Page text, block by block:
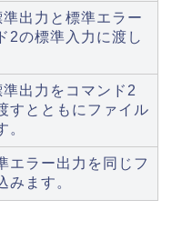
出力と標準エラー
2の標準入力に渡し
出力をコマンド2
すとともにファイル
。
エラー出力を同じフ
みます。